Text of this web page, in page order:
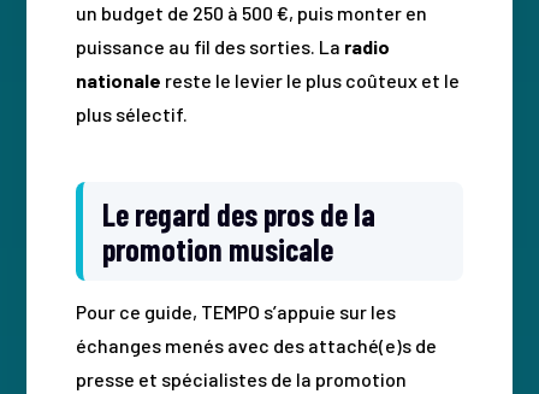
un budget de 250 à 500 €, puis monter en
puissance au fil des sorties. La radio
nationale reste le levier le plus coûteux et le
plus sélectif.
Le regard des pros de la
promotion musicale
Pour ce guide, TEMPO s’appuie sur les
échanges menés avec des attaché(e)s de
presse et spécialistes de la promotion